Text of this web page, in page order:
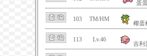
蛋
103 TM/HM
椰蛋
113 Lv.46
吉利